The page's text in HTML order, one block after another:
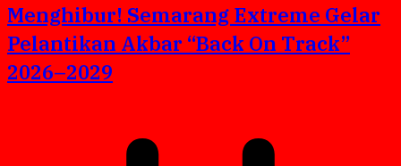
Menghibur! Semarang Extreme Gelar
Pelantikan Akbar “Back On Track”
2026–2029